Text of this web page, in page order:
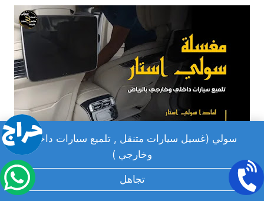
سولي (غسيل سيارات متنقل , تلميع سيارات داخلي
وخارجي )
تجاهل